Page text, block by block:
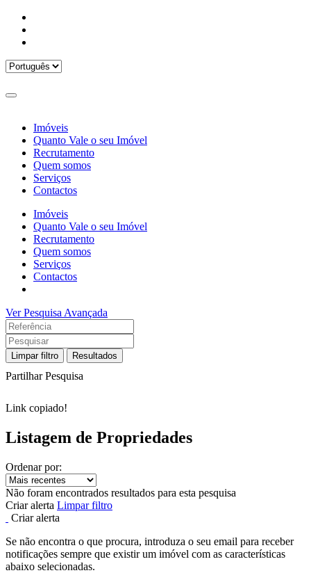
Imóveis
Quanto Vale o seu Imóvel
Recrutamento
Quem somos
Serviços
Contactos
Imóveis
Quanto Vale o seu Imóvel
Recrutamento
Quem somos
Serviços
Contactos
Ver Pesquisa Avançada
Limpar filtro Resultados
Partilhar Pesquisa
Link copiado!
Listagem de Propriedades
Ordenar por:
Não foram encontrados resultados para esta pesquisa
Criar alerta Limpar filtro
Criar alerta
Se não encontra o que procura, introduza o seu email para receber
notificações sempre que existir um imóvel com as características
abaixo selecionadas.